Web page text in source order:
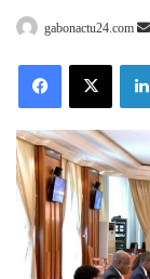
gabonactu24.com
FacebookX